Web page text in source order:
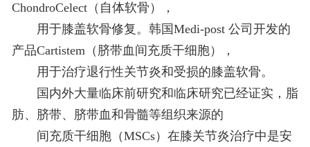
ChondroCelect（自体软骨），
用于膝盖软骨修复。韩国Medi-post 公司开发的
产品Cartistem（脐带血间充质干细胞），
用于治疗退行性关节炎和受损的膝盖软骨。
国内外大量临床前研究和临床研究已经证实，脂
肪、脐带、脐带血和骨髓等组织来源的
间充质干细胞（MSCs）在膝关节炎治疗中是安